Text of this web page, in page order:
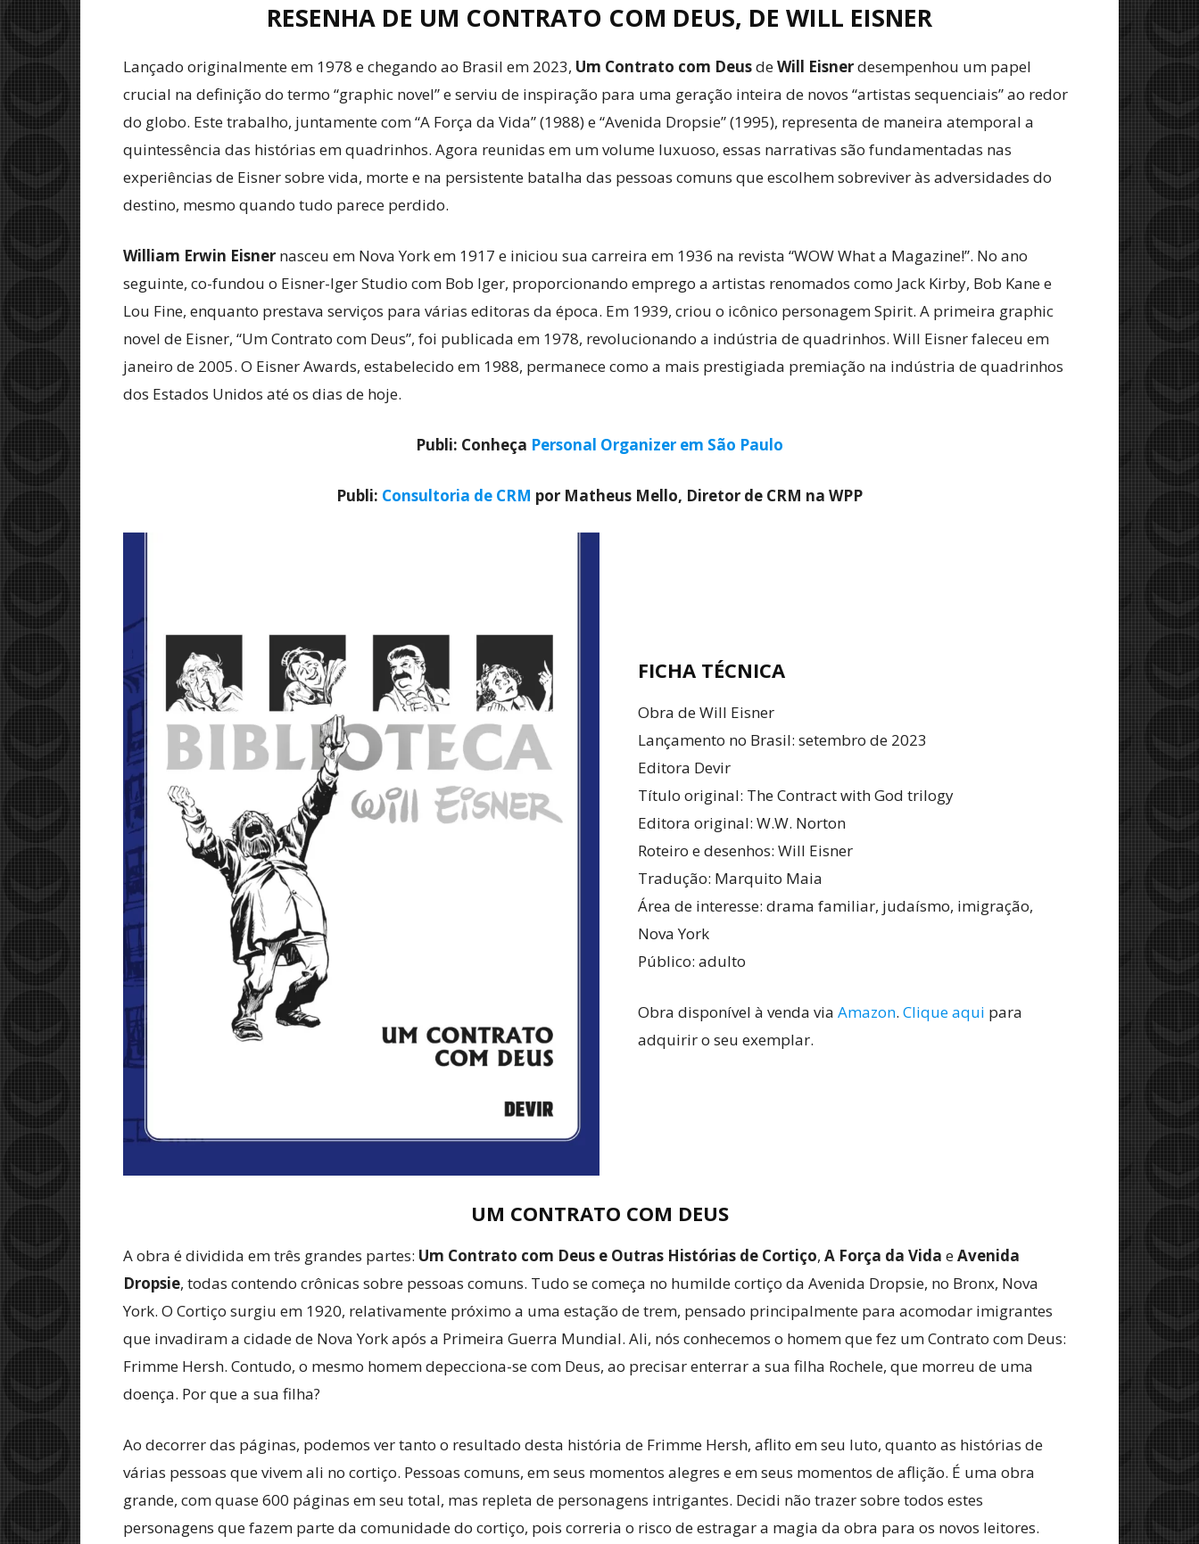
RESENHA DE UM CONTRATO COM DEUS, DE WILL EISNER
Lançado originalmente em 1978 e chegando ao Brasil em 2023, Um Contrato com DeusdeWill Eisnerdesempenhou um papel
crucial na definição do termo “graphic novel” e serviu de inspiração para uma geração inteira de novos “artistas sequenciais” ao redor
do globo. Este trabalho, juntamente com “A Força da Vida” (1988) e “Avenida Dropsie” (1995), representa de maneira atemporal a
quintessência das histórias em quadrinhos. Agora reunidas em um volume luxuoso, essas narrativas são fundamentadas nas
experiências de Eisner sobre vida, morte e na persistente batalha das pessoas comuns que escolhem sobreviver às adversidades do
destino, mesmo quando tudo parece perdido.
William Erwin Eisner nasceu em Nova York em 1917 e iniciou sua carreira em 1936 na revista “WOW What a Magazine!”. No ano
seguinte, co-fundou o Eisner-Iger Studio com Bob Iger, proporcionando emprego a artistas renomados como Jack Kirby, Bob Kane e
Lou Fine, enquanto prestava serviços para várias editoras da época. Em 1939, criou o icônico personagem Spirit. A primeira graphic
novel de Eisner, “Um Contrato com Deus”, foi publicada em 1978, revolucionando a indústria de quadrinhos. Will Eisner faleceu em
janeiro de 2005. O Eisner Awards, estabelecido em 1988, permanece como a mais prestigiada premiação na indústria de quadrinhos
dos Estados Unidos até os dias de hoje.
Publi: Conheça Personal Organizer em São Paulo
Publi: Consultoria de CRM por Matheus Mello, Diretor de CRM na WPP
FICHA TÉCNICA
Obra de Will Eisner
Lançamento no Brasil: setembro de 2023
Editora Devir
Título original: The Contract with God trilogy
Editora original: W.W. Norton
Roteiro e desenhos: Will Eisner
Tradução: Marquito Maia
Área de interesse: drama familiar, judaísmo, imigração,
Nova York
Público: adulto
Obra disponível à venda via Amazon. Clique aqui para
adquirir o seu exemplar.
UM CONTRATO COM DEUS
A obra é dividida em três grandes partes: Um Contrato com Deus e Outras Histórias de Cortiço, A Força da Vida eAvenida
Dropsie, todas contendo crônicas sobre pessoas comuns. Tudo se começa no humilde cortiço da Avenida Dropsie, no Bronx, Nova
York. O Cortiço surgiu em 1920, relativamente próximo a uma estação de trem, pensado principalmente para acomodar imigrantes
que invadiram a cidade de Nova York após a Primeira Guerra Mundial. Ali, nós conhecemos o homem que fez um Contrato com Deus:
Frimme Hersh. Contudo, o mesmo homem depecciona-se com Deus, ao precisar enterrar a sua filha Rochele, que morreu de uma
doença. Por que a sua filha?
Ao decorrer das páginas, podemos ver tanto o resultado desta história de Frimme Hersh, aflito em seu luto, quanto as histórias de
várias pessoas que vivem ali no cortiço. Pessoas comuns, em seus momentos alegres e em seus momentos de aflição. É uma obra
grande, com quase 600 páginas em seu total, mas repleta de personagens intrigantes. Decidi não trazer sobre todos estes
personagens que fazem parte da comunidade do cortiço, pois correria o risco de estragar a magia da obra para os novos leitores.